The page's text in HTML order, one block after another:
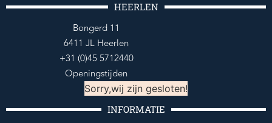
HEERLEN
Bongerd 11
6411 JL Heerlen
+31 (0)45 5712440
Openingstijden
Sorry,wij zijn gesloten!
INFORMATIE